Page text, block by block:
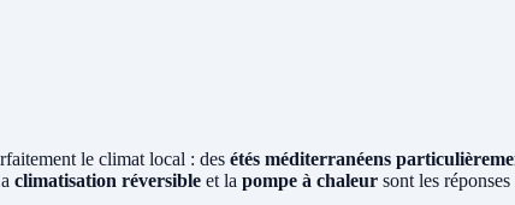
le climat local : des étés méditerranéens
climatisation réversible et la pompe à chaleur sont les